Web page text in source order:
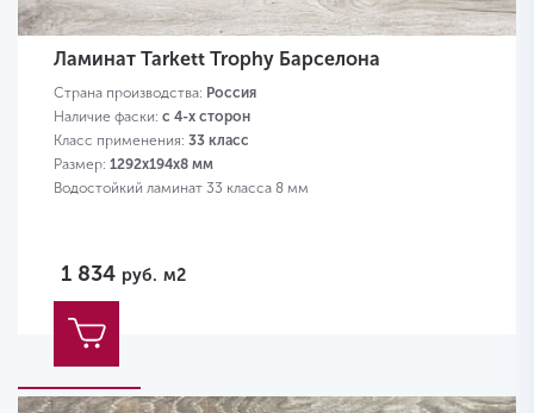
Ламинат Tarkett Trophy Барселона
Страна производства: Россия
Наличие фаски: с 4-х сторон
Класс применения: 33 класс
Размер: 1292х194х8 мм
Водостойкий ламинат 33 класса 8 мм
1 834 руб. м2